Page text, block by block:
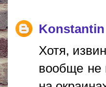
Хотя,
вообще не